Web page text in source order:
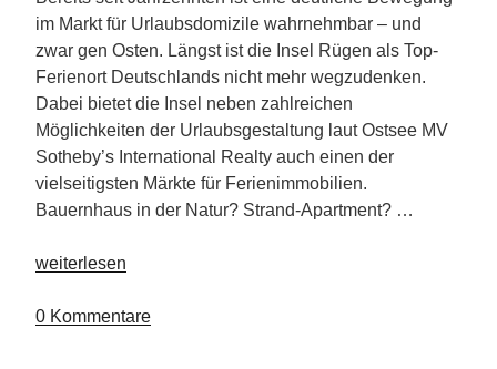
im Markt für Urlaubsdomizile wahrnehmbar – und
zwar gen Osten. Längst ist die Insel Rügen als Top-
Ferienort Deutschlands nicht mehr wegzudenken.
Dabei bietet die Insel neben zahlreichen
Möglichkeiten der Urlaubsgestaltung laut Ostsee MV
Sotheby’s International Realty auch einen der
vielseitigsten Märkte für Ferienimmobilien.
Bauernhaus in der Natur? Strand-Apartment? …
„Rügen
Top
weiterlesen
0 Kommentare